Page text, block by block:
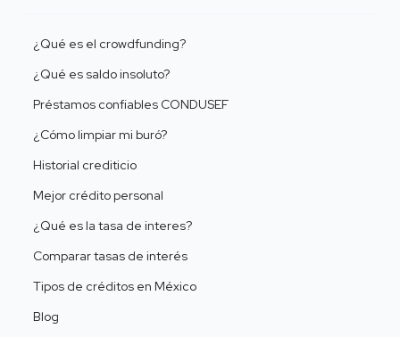
¿Qué es el crowdfunding?
¿Qué es saldo insoluto?
Préstamos confiables CONDUSEF
¿Cómo limpiar mi buró?
Historial crediticio
Mejor crédito personal
¿Qué es la tasa de interes?
Comparar tasas de interés
Tipos de créditos en México
Blog